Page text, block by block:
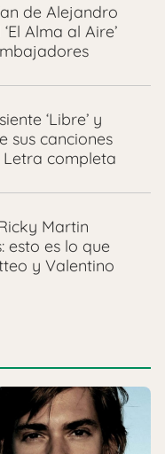
de Alejandro
Alma al Aire’
‘Libre’ y
sus canciones
Letra completa
Martin
esto es lo que
y Valentino